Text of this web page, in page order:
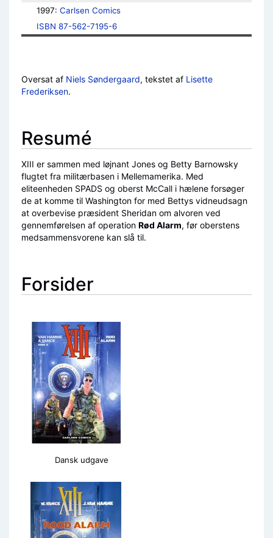
1997: Carlsen Comics
ISBN 87-562-7195-6
Oversat af Niels Søndergaard, tekstet af Lisette
Frederiksen.
Resumé
XIII er sammen med løjnant Jones og Betty Barnowsky
flugtet fra militærbasen i Mellemamerika. Med
eliteenheden SPADS og oberst McCall i hælene forsøger
de at komme til Washington for med Bettys vidneudsagn
at overbevise præsident Sheridan om alvoren ved
gennemførelsen af operation Rød Alarm, før oberstens
medsammensvorene kan slå til.
Forsider
Dansk udgave